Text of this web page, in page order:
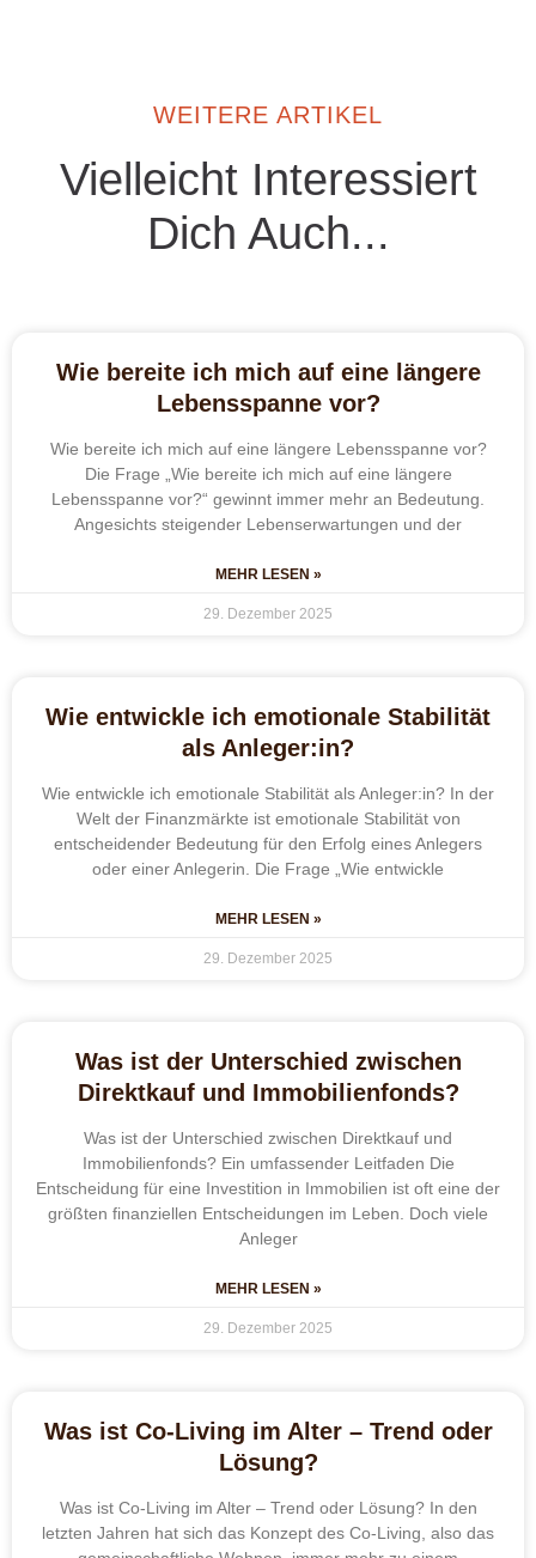
WEITERE ARTIKEL
Vielleicht Interessiert
Dich Auch...
Wie bereite ich mich auf eine längere
Lebensspanne vor?
Wie bereite ich mich auf eine längere Lebensspanne vor?
Die Frage „Wie bereite ich mich auf eine längere
Lebensspanne vor?“ gewinnt immer mehr an Bedeutung.
Angesichts steigender Lebenserwartungen und der
MEHR LESEN »
29. Dezember 2025
Wie entwickle ich emotionale Stabilität
als Anleger:in?
Wie entwickle ich emotionale Stabilität als Anleger:in? In der
Welt der Finanzmärkte ist emotionale Stabilität von
entscheidender Bedeutung für den Erfolg eines Anlegers
oder einer Anlegerin. Die Frage „Wie entwickle
MEHR LESEN »
29. Dezember 2025
Was ist der Unterschied zwischen
Direktkauf und Immobilienfonds?
Was ist der Unterschied zwischen Direktkauf und
Immobilienfonds? Ein umfassender Leitfaden Die
Entscheidung für eine Investition in Immobilien ist oft eine der
größten finanziellen Entscheidungen im Leben. Doch viele
Anleger
MEHR LESEN »
29. Dezember 2025
Was ist Co-Living im Alter – Trend oder
Lösung?
Was ist Co-Living im Alter – Trend oder Lösung? In den
letzten Jahren hat sich das Konzept des Co-Living, also das